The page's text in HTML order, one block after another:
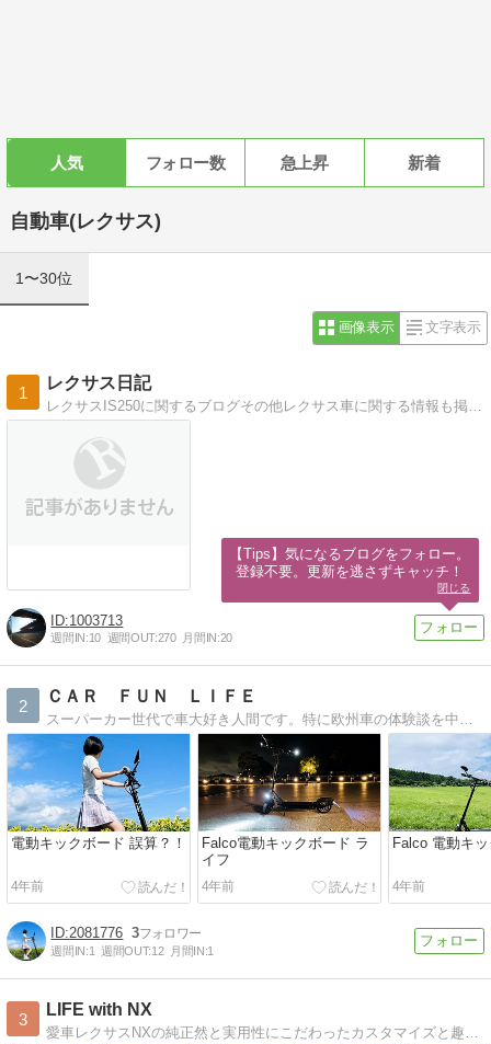
人気 フォロー数 急上昇 新着
自動車(レクサス)
1〜30位
画像表示 文字表示
1
レクサス日記
1003713
週間IN:10 週間OUT:270 月間IN:20
2
ＣＡＲ ＦＵＮ ＬＩＦＥ
電動キックボード 誤算？！
4年前
Falco電動キックボード ラ
イフ
4年前
Falco 電動キ
4年前
2081776 3
週間IN:1 週間OUT:12 月間IN:1
3
LIFE with NX
【Tips】気になるブログをフォロー。
登録不要。更新を逃さずキャッチ！
閉じる